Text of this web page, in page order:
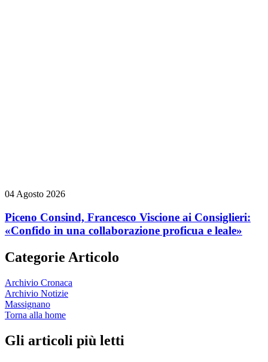
04 Agosto 2026
Piceno Consind, Francesco Viscione ai Consiglieri:
«Confido in una collaborazione proficua e leale»
Categorie Articolo
Archivio Cronaca
Archivio Notizie
Massignano
Torna alla home
Gli articoli più letti